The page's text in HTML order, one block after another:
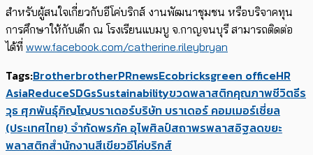
สำหรับผู้สนใจเกี่ยวกับอีโค่บริกส์ งานพัฒนาชุมชน หรือบริจาคทุน
การศึกษาให้กับเด็ก ณ โรงเรียนแบมบู จ.กาญจนบุรี สามารถติดต่อ
ได้ที่ www.facebook.com/catherine.rileybryan
Tags:BrotherbrotherPRnewsEcobricksgreen officeHR
AsiaReduceSDGsSustainabilityขวดพลาสติกคุณภาพชีวิตธีร
วุธ ศุภพันธุ์ภิญโญบราเดอร์บริษัท บราเดอร์ คอมเมอร์เชี่ยล
(ประเทศไทย) จำกัดพรภัค อุไพศิลป์สถาพรพลาสอิฐลดขยะ
พลาสติกสำนักงานสีเขียวอีโค่บริกส์